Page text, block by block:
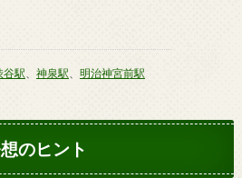
谷駅、 神泉駅、 明治神宮前駅
のヒント